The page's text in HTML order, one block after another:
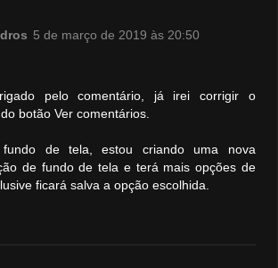
5 de março de 2019 às 20:50
pelo comentário, já irei corrigir o
botão Ver comentários.
de tela, estou criando uma nova
de fundo de tela e terá mais opções de
ficará salva a opção escolhida.